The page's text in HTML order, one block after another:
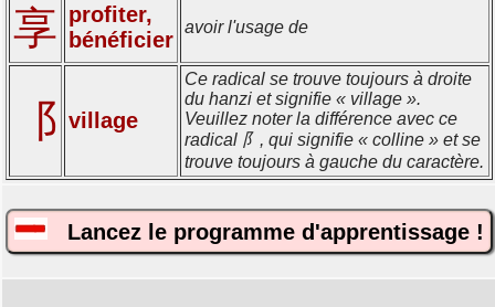
享 profiter,
bénéficier
avoir l'usage de
⻏ village
Ce radical se trouve toujours à droite
du hanzi et signifie « village ».
Veuillez noter la différence avec ce
radical 阝, qui signifie « colline » et se
trouve toujours à gauche du caractère.
Lancez le programme d'apprentissage !